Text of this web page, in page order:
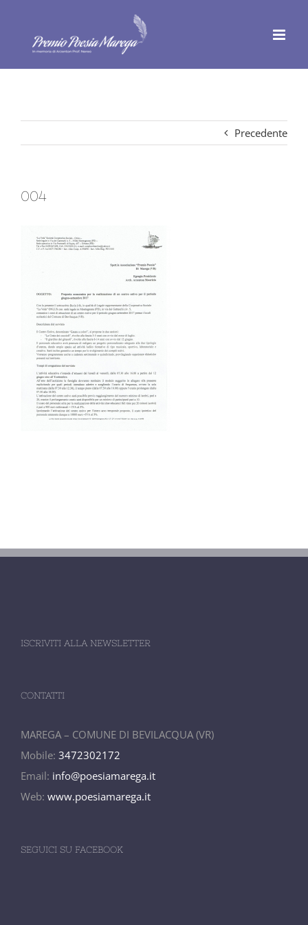
contenuto
Precedente
004
ISCRIVITI ALLA NEWSLETTER
CONTATTI
MAREGA – COMUNE DI BEVILACQUA (VR)
Mobile: 3472302172
Email: info@poesiamarega.it
Web: www.poesiamarega.it
SEGUICI SU FACEBOOK